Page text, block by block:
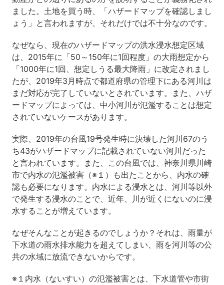
ました。土地を買う時、「ハザードマップを確認しまし
ょう」と言われますが、それだけでは不十分なのです。
なぜなら、現在のハザードマップの洪水浸水想定区域
は、2015年に「50～150年に1回程度」の大雨想定から
「1000年に1回、想定しうる最大降雨」に改定されまし
たが、2019年3月時点で都道府県の管理下にある河川は
まだ対応が完了していないとされています。また、ハザ
ードマップによっては、中小河川が氾濫することは想定
されていないケースがあります。
実際、2019年の台風19号発生時に決壊した河川67のう
ち43がハザードマップに記載されていない河川だった
と言われています。また、この台風では、神奈川県川崎
市で内水の氾濫被害（※１）も出たことから、内水の確
認も必要になります。内水による浸水とは、河川等以外
で発生する浸水のことで、近年、川が近くにないのに浸
水することが増えています。
なぜそんなことが起きるのでしょうか？それは、雨量が
下水道の雨水排水能力を超えてしまい、雨を河川等の公
共の水域に放流できないからです。
※１内水（ないすい）の氾濫被害とは、下水道管や市街